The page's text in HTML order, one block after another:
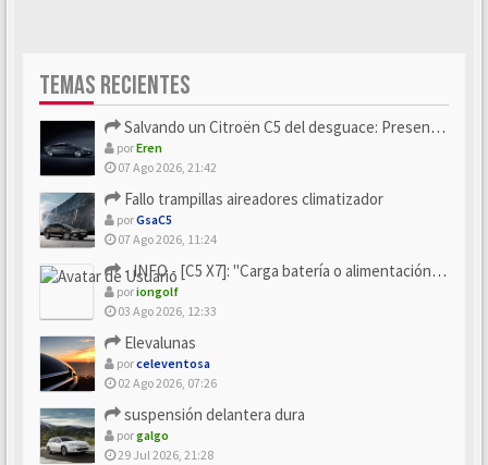
TEMAS RECIENTES
Salvando un Citroën C5 del desguace: Presentación y seguimiento
porEren
07 Ago 2026, 21:42
Fallo trampillas aireadores climatizador
porGsaC5
07 Ago 2026, 11:24
- INFO - [C5 X7]: "Carga batería o alimentación eléctri...
poriongolf
03 Ago 2026, 12:33
Elevalunas
porceleventosa
02 Ago 2026, 07:26
suspensión delantera dura
porgalgo
29 Jul 2026, 21:28